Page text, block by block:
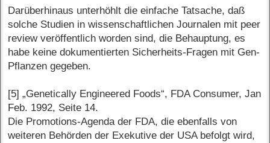
Darüberhinaus unterhöhlt die einfache Tatsache, daß
solche Studien in wissenschaftlichen Journalen mit peer
review veröffentlich worden sind, die Behauptung, es
habe keine dokumentierten Sicherheits-Fragen mit Gen-
Pflanzen gegeben.
[5] „Genetically Engineered Foods“, FDA Consumer, Jan
Feb. 1992, Seite 14.
Die Promotions-Agenda der FDA, die ebenfalls von
weiteren Behörden der Exekutive der USA befolgt wird,